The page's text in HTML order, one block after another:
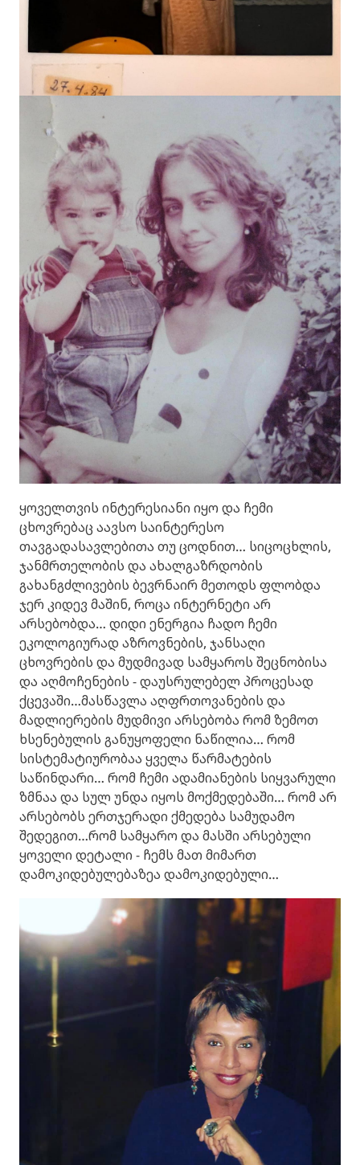
ყოველთვის ინტერესიანი იყო და ჩემი
ცხოვრებაც აავსო საინტერესო
თავგადასავლებითა თუ ცოდნით… სიცოცხლის,
ჯანმრთელობის და ახალგაზრდობის
გახანგძლივების ბევრნაირ მეთოდს ფლობდა
ჯერ კიდევ მაშინ, როცა ინტერნეტი არ
არსებობდა… დიდი ენერგია ჩადო ჩემი
ეკოლოგიურად აზროვნების, ჯანსაღი
ცხოვრების და მუდმივად სამყაროს შეცნობისა
და აღმოჩენების - დაუსრულებელ პროცესად
ქცევაში…მასწავლა აღფრთოვანების და
მადლიერების მუდმივი არსებობა რომ ზემოთ
ხსენებულის განუყოფელი ნაწილია… რომ
სისტემატიურობაა ყველა წარმატების
საწინდარი… რომ ჩემი ადამიანების სიყვარული
ზმნაა და სულ უნდა იყოს მოქმედებაში… რომ არ
არსებობს ერთჯერადი ქმედება სამუდამო
შედეგით…რომ სამყარო და მასში არსებული
ყოველი დეტალი - ჩემს მათ მიმართ
დამოკიდებულებაზეა დამოკიდებული…